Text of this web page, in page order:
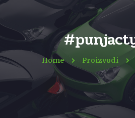
Home Proizvodi